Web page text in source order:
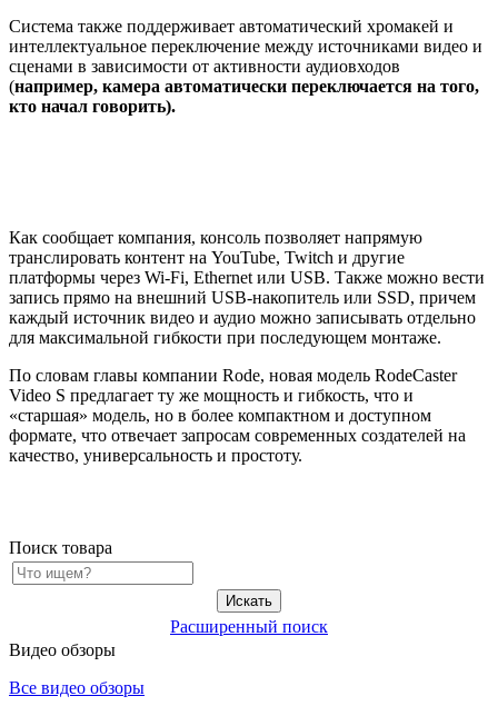
Система также поддерживает автоматический хромакей и
интеллектуальное переключение между источниками видео и
сценами в зависимости от активности аудиовходов
(например, камера автоматически переключается на того,
кто начал говорить).
Как сообщает компания, консоль позволяет напрямую
транслировать контент на YouTube, Twitch и другие
платформы через Wi-Fi, Ethernet или USB. Также можно вести
запись прямо на внешний USB-накопитель или SSD, причем
каждый источник видео и аудио можно записывать отдельно
для максимальной гибкости при последующем монтаже.
По словам главы компании Rode, новая модель RodeCaster
Video S предлагает ту же мощность и гибкость, что и
«старшая» модель, но в более компактном и доступном
формате, что отвечает запросам современных создателей на
качество, универсальность и простоту.
Поиск товара
Расширенный поиск
Видео обзоры
Все видео обзоры